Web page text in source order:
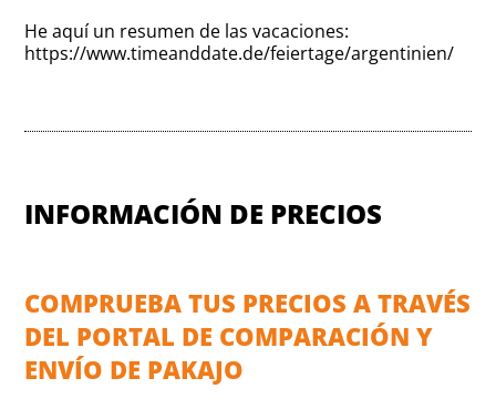
He aquí un resumen de las vacaciones:
https://www.timeanddate.de/feiertage/argentinien/
INFORMACIÓN DE PRECIOS
COMPRUEBA TUS PRECIOS A TRAVÉS
DEL PORTAL DE COMPARACIÓN Y
ENVÍO DE PAKAJO